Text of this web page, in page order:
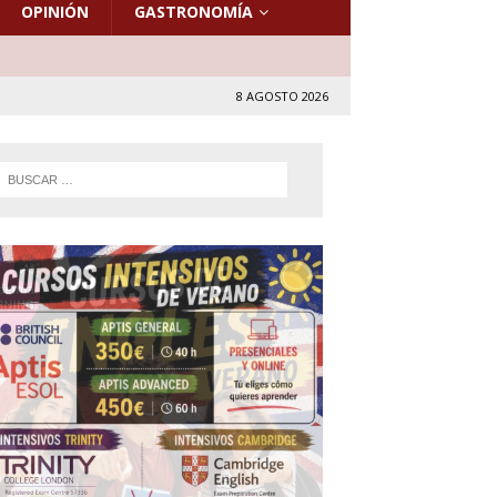
OPINIÓN GASTRONOMÍA
8 AGOSTO 2026